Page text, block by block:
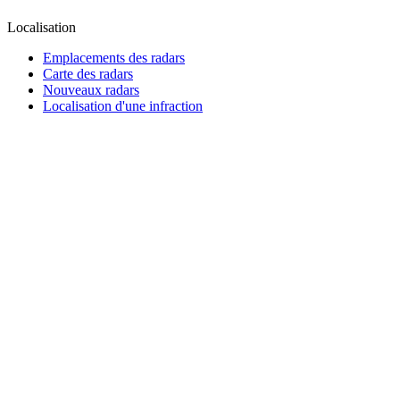
Localisation
Emplacements des radars
Carte des radars
Nouveaux radars
Localisation d'une infraction